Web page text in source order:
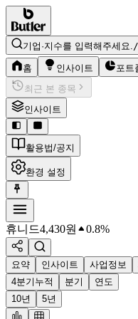
기업·지수를 입력해주세요./
홈 인사이트 포트
최근 본 종목
인사이트
활용법/공지
환경 설정
휴니드4,430원 0.8%
요약 인사이트 사업정보
4분기누적
분기
연도
10년
5년